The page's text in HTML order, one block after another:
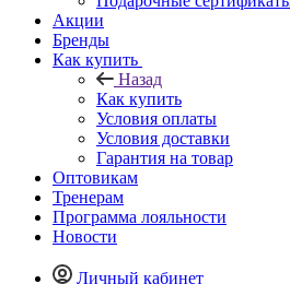
Акции
Бренды
Как купить
Назад
Как купить
Условия оплаты
Условия доставки
Гарантия на товар
Оптовикам
Тренерам
Программа лояльности
Новости
Личный кабинет